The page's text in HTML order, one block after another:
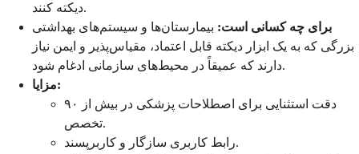
دیکته کنند.
برای چه کسانی است: بیمارستان‌ها و سیستم‌های بهداشتی
بزرگی که به یک ابزار دیکته قابل اعتماد، مقیاس‌پذیر و ایمن نیاز
دارند که عمیقاً در محیط‌های سازمانی ادغام شود.
مزایا:
دقت استثنایی برای اصطلاحات پزشکی در بیش از ۹۰
تخصص.
رابط کاربری سازگار و کاربرپسند.